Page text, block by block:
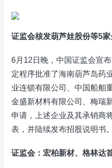
证监会核发葫芦娃股份等5
6月12日晚，中国证监会宣
定程序批准了海南葫芦岛药
业连锁有限公司、中国船舶
金盛新材料有限公司、梅瑞
申请，上述企业及其承销商
表，并陆续发布招股说明书。
证监会：宏柏新材、格林达